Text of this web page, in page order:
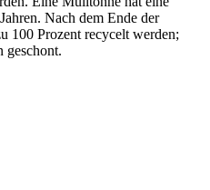
Nach dem Ende der
100 Prozent recycelt werden;
geschont.